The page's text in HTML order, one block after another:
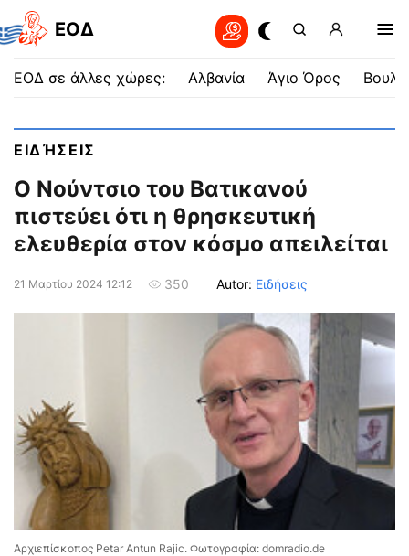
EOΔ
ΕΟΔ σε άλλες χώρες: Αλβανία Άγιο Όρος
ΕΙΔΉΣΕΙΣ
Ο Νούντσιο του Βατικανού
πιστεύει ότι η θρησκευτική
ελευθερία στον κόσμο απειλείται
21 Μαρτίου 2024 12:12 350 Autor: Ειδήσεις
Αρχιεπίσκοπος Petar Antun Rajic. Φωτογραφία: domradio.de